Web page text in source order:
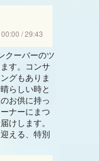
00:00 / 29:43
クーバーのツ
す。コンサ
グもありま
らしい時と
お供に持っ
ナーにまつ
けします。
える、特別